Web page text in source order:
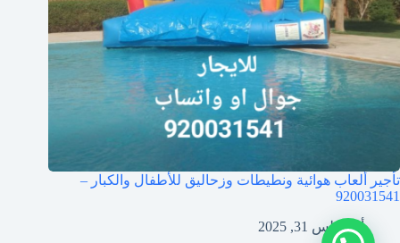
تأجير ألعاب هوائية ونطيطات وزحاليق للأطفال والكبار –
920031541
أغسطس 31, 2025